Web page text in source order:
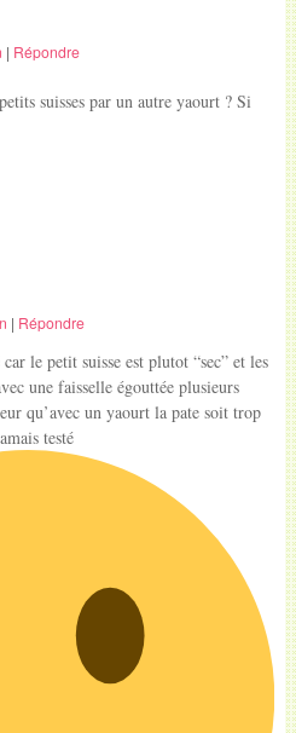
| Répondre
suisses par un autre yaourt ? Si
| Répondre
le petit suisse est plutot “sec” et les
une faisselle égouttée plusieurs
qu’avec un yaourt la pate soit trop
testé